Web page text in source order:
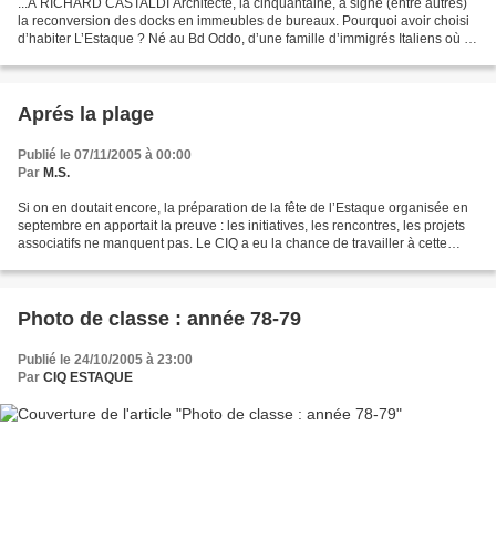
...A RICHARD CASTALDI Architecte, la cinquantaine, a signé (entre autres)
la reconversion des docks en immeubles de bureaux. Pourquoi avoir choisi
d’habiter L’Estaque ? Né au Bd Oddo, d’une famille d’immigrés Italiens où la
Aprés la plage
Publié le 07/11/2005 à 00:00
Par M.S.
Si on en doutait encore, la préparation de la fête de l’Estaque organisée en
septembre en apportait la preuve : les initiatives, les rencontres, les projets
associatifs ne manquent pas. Le CIQ a eu la chance de travailler à cette
Photo de classe : année 78-79
Publié le 24/10/2005 à 23:00
Par CIQ ESTAQUE